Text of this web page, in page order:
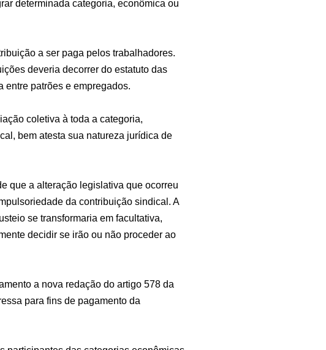
determinada categoria, econômica ou
a ser paga pelos trabalhadores.
deveria decorrer do estatuto das
entre patrões e empregados.
coletiva à toda a categoria,
bem atesta sua natureza jurídica de
que a alteração legislativa que ocorreu
da contribuição sindical. A
se transformaria em facultativa,
decidir se irão ou não proceder ao
a nova redação do artigo 578 da
para fins de pagamento da